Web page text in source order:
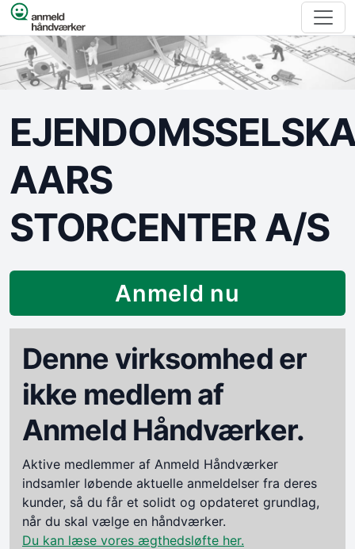
Spring til indhold
AARS
STORCENTER A/S
Anmeld nu
Denne virksomhed er
ikke medlem af
Anmeld Håndværker.
Aktive medlemmer af Anmeld Håndværker
indsamler løbende aktuelle anmeldelser fra deres
kunder, så du får et solidt og opdateret grundlag,
når du skal vælge en håndværker.
Du kan læse vores ægthedsløfte her.